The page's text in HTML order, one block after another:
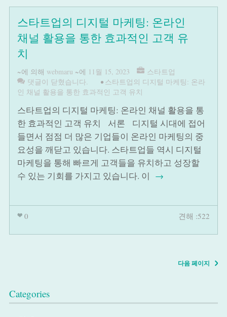
스타트업의 디지털 마케팅: 온라인
채널 활용을 통한 효과적인 고객 유
치
~에 의해 webmaru ~에 11월 15, 2023
스타트업
댓글이 닫혔습니다.
• 스타트업의 디지털 마케팅: 온라
인 채널 활용을 통한 효과적인 고객 유치
스타트업의 디지털 마케팅: 온라인 채널 활용을 통
한 효과적인 고객 유치 서론 디지털 시대에 접어
들면서 점점 더 많은 기업들이 온라인 마케팅의 중
요성을 깨닫고 있습니다. 스타트업들 역시 디지털
마케팅을 통해 빠르게 고객들을 유치하고 성장할
수 있는 기회를 가지고 있습니다. 이 →
0 견해 :522
다음 페이지
Categories